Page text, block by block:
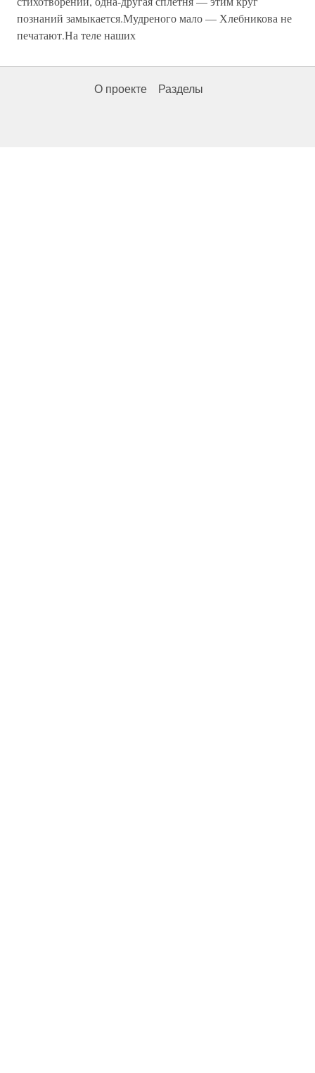
познаний замыкается.Мудреного мало — Хлебникова не
печатают.На теле наших
О проекте Разделы